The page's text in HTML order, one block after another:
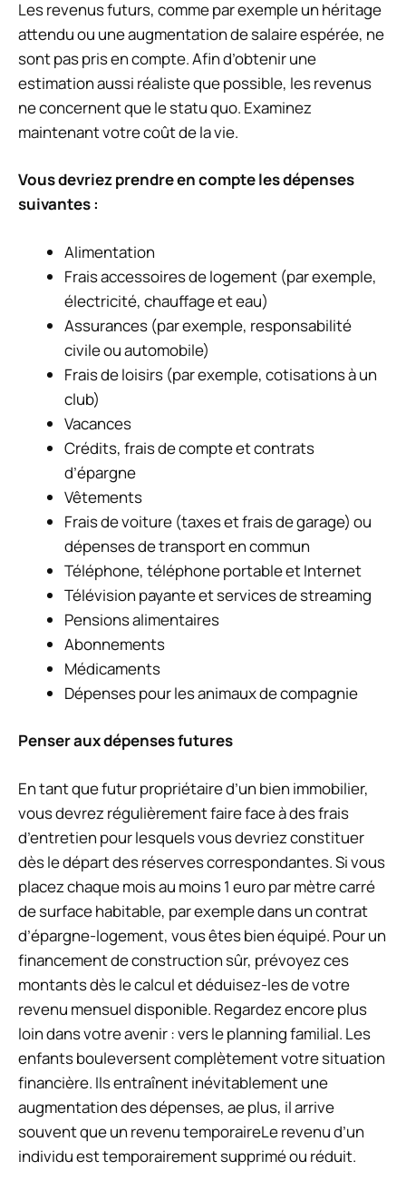
Les revenus futurs, comme par exemple un héritage
attendu ou une augmentation de salaire espérée, ne
sont pas pris en compte. Afin d’obtenir une
estimation aussi réaliste que possible, les revenus
ne concernent que le statu quo. Examinez
maintenant votre coût de la vie.
Vous devriez prendre en compte les dépenses
suivantes :
Alimentation
Frais accessoires de logement (par exemple,
électricité, chauffage et eau)
Assurances (par exemple, responsabilité
civile ou automobile)
Frais de loisirs (par exemple, cotisations à un
club)
Vacances
Crédits, frais de compte et contrats
d’épargne
Vêtements
Frais de voiture (taxes et frais de garage) ou
dépenses de transport en commun
Téléphone, téléphone portable et Internet
Télévision payante et services de streaming
Pensions alimentaires
Abonnements
Médicaments
Dépenses pour les animaux de compagnie
Penser aux dépenses futures
En tant que futur propriétaire d’un bien immobilier,
vous devrez régulièrement faire face à des frais
d’entretien pour lesquels vous devriez constituer
dès le départ des réserves correspondantes. Si vous
placez chaque mois au moins 1 euro par mètre carré
de surface habitable, par exemple dans un contrat
d’épargne-logement, vous êtes bien équipé. Pour un
financement de construction sûr, prévoyez ces
montants dès le calcul et déduisez-les de votre
revenu mensuel disponible. Regardez encore plus
loin dans votre avenir : vers le planning familial. Les
enfants bouleversent complètement votre situation
financière. Ils entraînent inévitablement une
augmentation des dépenses, ae plus, il arrive
souvent queun revenu temporaireLe revenu d’un
individu est temporairement supprimé ou réduit.